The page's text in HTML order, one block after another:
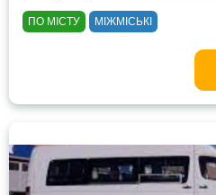
ПО МІСТУ МІЖМІСЬКІ